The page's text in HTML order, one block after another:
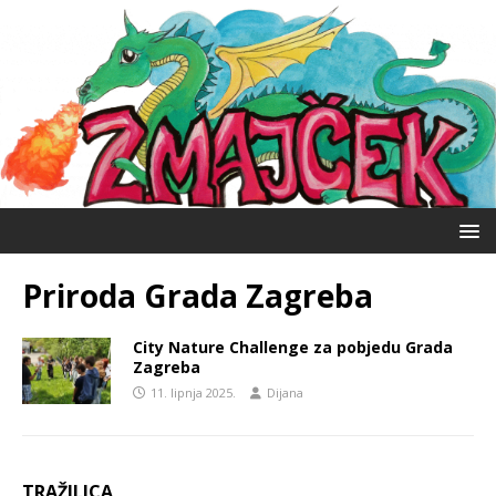
Priroda Grada Zagreba
City Nature Challenge za pobjedu Grada
Zagreba
11. lipnja 2025. Dijana